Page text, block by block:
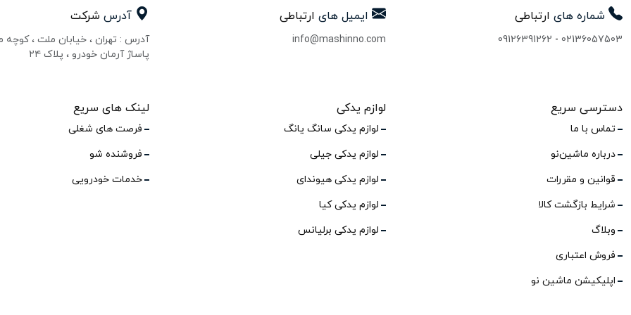
شماره های ارتباطی
02136057503
-
09126391262
ایمیل های ارتباطی
info@mashinno.com
آدرس شرکت
آدرس : تهران ، خیابان ملت ، کوچه
پاساژ آرمان خودرو ، پلاک ۲۴
دسترسی سریع
تماس با ما
درباره ماشین‌نو
قوانین و مقررات
شرایط بازگشت کالا
وبلاگ
فروش اعتباری
اپلیکیشن ماشین نو
لوازم یدکی
لوازم یدکی سانگ یانگ
لوازم یدکی جیلی
لوازم یدکی هیوندای
لوازم یدکی کیا
لوازم یدکی برلیانس
لینک های سریع
فرصت های شغلی
فروشنده شو
خدمات خودرویی